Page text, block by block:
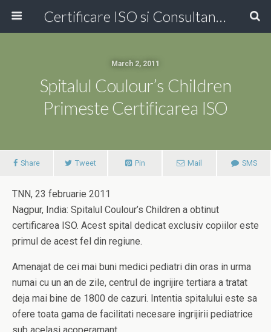
Certificare ISO si Consultanta ISO Online!
March 2, 2011
Spitalul Coulour’s Children
Primeste Certificarea ISO
Share Tweet Pin Mail SMS
TNN, 23 februarie 2011
Nagpur, India: Spitalul Coulour’s Children a obtinut
certificarea ISO. Acest spital dedicat exclusiv copiilor este
primul de acest fel din regiune.
Amenajat de cei mai buni medici pediatri din oras in urma
numai cu un an de zile, centrul de ingrijire tertiara a tratat
deja mai bine de 1800 de cazuri. Intentia spitalului este sa
ofere toata gama de facilitati necesare ingrijirii pediatrice